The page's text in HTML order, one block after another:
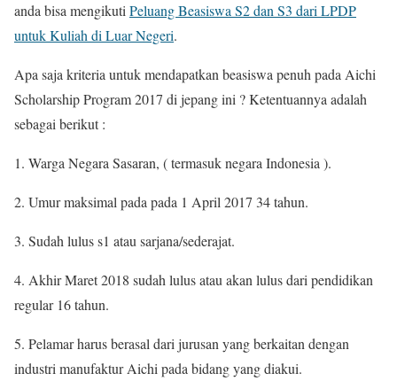
anda bisa mengikuti Peluang Beasiswa S2 dan S3 dari LPDP
untuk Kuliah di Luar Negeri.
Apa saja kriteria untuk mendapatkan beasiswa penuh pada Aichi
Scholarship Program 2017 di jepang ini ? Ketentuannya adalah
sebagai berikut :
1. Warga Negara Sasaran, ( termasuk negara Indonesia ).
2. Umur maksimal pada pada 1 April 2017 34 tahun.
3. Sudah lulus s1 atau sarjana/sederajat.
4. Akhir Maret 2018 sudah lulus atau akan lulus dari pendidikan
regular 16 tahun.
5. Pelamar harus berasal dari jurusan yang berkaitan dengan
industri manufaktur Aichi pada bidang yang diakui.